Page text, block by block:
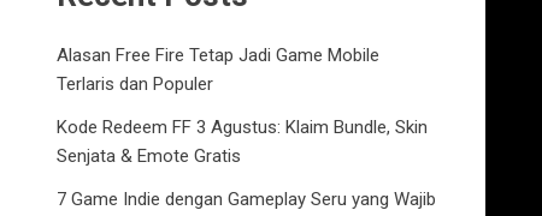
Alasan Free Fire Tetap Jadi Game Mobile
Terlaris dan Populer
Kode Redeem FF 3 Agustus: Klaim Bundle, Skin
Senjata & Emote Gratis
7 Game Indie dengan Gameplay Seru yang Wajib